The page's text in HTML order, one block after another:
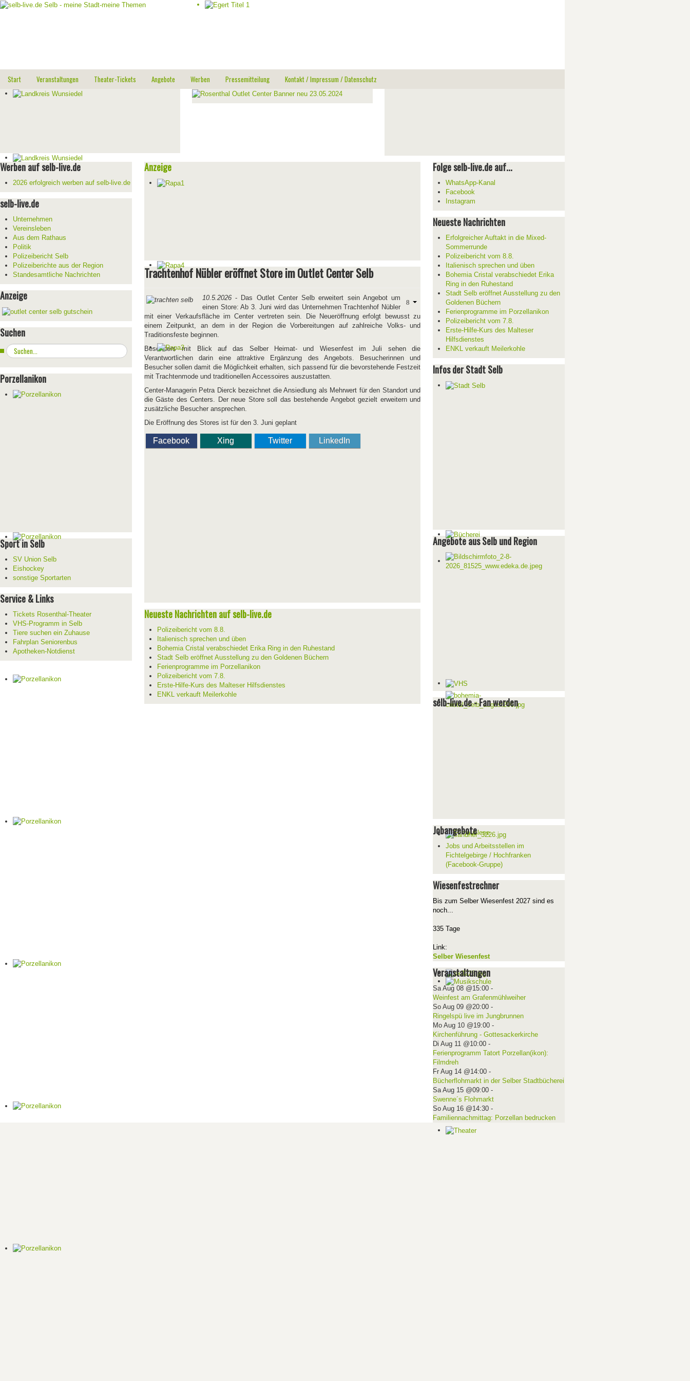
Start Veranstaltungen Theater-Tickets Angebote Werben Pressemitteilung Kontakt / Impressum / Datenschutz
Werben auf selb-live.de
2026 erfolgreich werben auf selb-live.de
selb-live.de
Unternehmen
Vereinsleben
Aus dem Rathaus
Politik
Polizeibericht Selb
Polizeiberichte aus der Region
Standesamtliche Nachrichten
Anzeige
Suchen
Suchen
...
Porzellanikon
Sport in Selb
SV Union Selb
Eishockey
sonstige Sportarten
Service & Links
Tickets Rosenthal-Theater
VHS-Programm in Selb
Tiere suchen ein Zuhause
Fahrplan Seniorenbus
Apotheken-Notdienst
Anzeige
Trachtenhof Nübler eröffnet Store im Outlet Center Selb
10.5.2026- Das Outlet Center Selb erweitert sein Angebot um
einen Store: Ab 3. Juni wird das Unternehmen Trachtenhof Nübler
mit einer Verkaufsfläche im Center vertreten sein. Die Neueröffnung erfolgt bewusst zu
einem Zeitpunkt, an dem in der Region die Vorbereitungen auf zahlreiche Volks- und
Traditionsfeste beginnen.
Besonders mit Blick auf das Selber Heimat- und Wiesenfest im Juli sehen die
Verantwortlichen darin eine attraktive Ergänzung des Angebots. Besucherinnen und
Besucher sollen damit die Möglichkeit erhalten, sich passend für die bevorstehende Festzeit
mit Trachtenmode und traditionellen Accessoires auszustatten.
Center-Managerin Petra Dierck bezeichnet die Ansiedlung als Mehrwert für den Standort und
die Gäste des Centers. Der neue Store soll das bestehende Angebot gezielt erweitern und
zusätzliche Besucher ansprechen.
Die Eröffnung des Stores ist für den 3. Juni geplant
Facebook Xing Twitter LinkedIn
Neueste Nachrichten auf selb-live.de
Polizeibericht vom 8.8.
Italienisch sprechen und üben
Bohemia Cristal verabschiedet Erika Ring in den Ruhestand
Stadt Selb eröffnet Ausstellung zu den Goldenen Büchern
Ferienprogramme im Porzellanikon
Polizeibericht vom 7.8.
Erste-Hilfe-Kurs des Malteser Hilfsdienstes
ENKL verkauft Meilerkohle
Folge selb-live.de auf...
WhatsApp-Kanal
Facebook
Instagram
Neueste Nachrichten
Erfolgreicher Auftakt in die Mixed-
Sommerrunde
Polizeibericht vom 8.8.
Italienisch sprechen und üben
Bohemia Cristal verabschiedet Erika
Ring in den Ruhestand
Stadt Selb eröffnet Ausstellung zu den
Goldenen Büchern
Ferienprogramme im Porzellanikon
Polizeibericht vom 7.8.
Erste-Hilfe-Kurs des Malteser
Hilfsdienstes
ENKL verkauft Meilerkohle
Infos der Stadt Selb
Angebote aus Selb und Region
selb-live.de - Fan werden
Jobangebote
Jobs und Arbeitsstellen im
Fichtelgebirge / Hochfranken
(Facebook-Gruppe)
Wiesenfestrechner
Bis zum Selber Wiesenfest 2027 sind es
noch...
335 Tage
Link:
Selber Wiesenfest
Veranstaltungen
Sa Aug 08 @15:00-
Weinfest am Grafenmühlweiher
So Aug 09 @20:00-
Ringelspü live im Jungbrunnen
Mo Aug 10 @19:00-
Kirchenführung - Gottesackerkirche
Di Aug 11 @10:00-
Ferienprogramm Tatort Porzellan(ikon):
Filmdreh
Fr Aug 14 @14:00-
Bücherflohmarkt in der Selber Stadtbücherei
Sa Aug 15 @09:00-
Swenne´s Flohmarkt
So Aug 16 @14:30-
Familiennachmittag: Porzellan bedrucken